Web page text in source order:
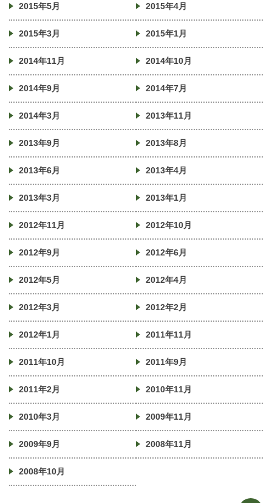
2015年5月 2015年4月
2015年3月 2015年1月
2014年11月 2014年10月
2014年9月 2014年7月
2014年3月 2013年11月
2013年9月 2013年8月
2013年6月 2013年4月
2013年3月 2013年1月
2012年11月 2012年10月
2012年9月 2012年6月
2012年5月 2012年4月
2012年3月 2012年2月
2012年1月 2011年11月
2011年10月 2011年9月
2011年2月 2010年11月
2010年3月 2009年11月
2009年9月 2008年11月
2008年10月